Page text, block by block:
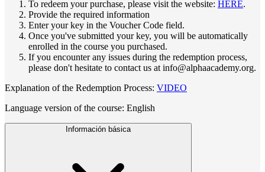
To redeem your purchase, please visit the website: HERE.
Provide the required information
Enter your key in the Voucher Code field.
Once you've submitted your key, you will be automatically
enrolled in the course you purchased.
If you encounter any issues during the redemption process,
please don't hesitate to contact us at info@alphaacademy.org.
Explanation of the Redemption Process: VIDEO
Language version of the course: English
Información básica